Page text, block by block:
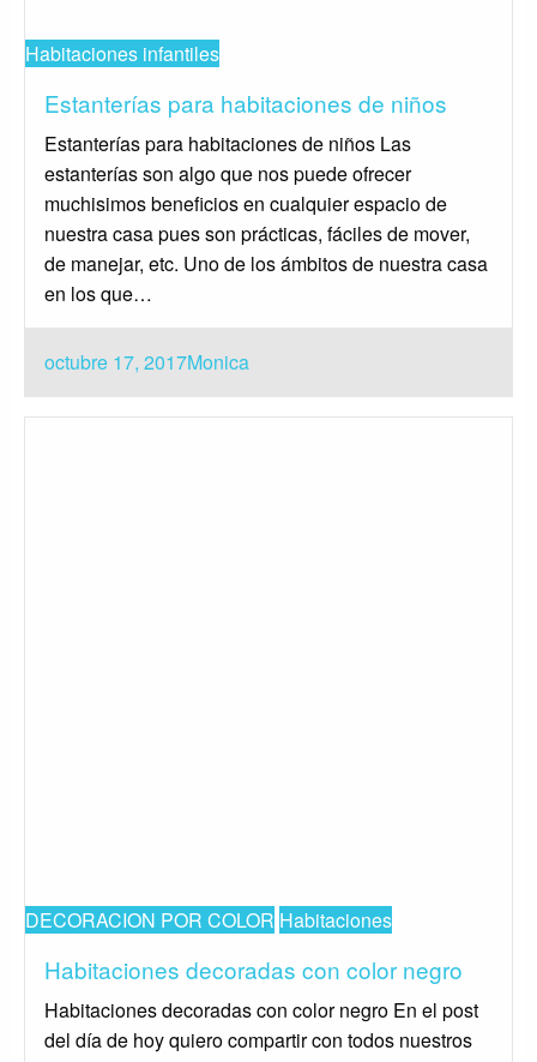
Habitaciones infantiles
Estanterías para habitaciones de niños
Estanterías para habitaciones de niños Las
estanterías son algo que nos puede ofrecer
muchisimos beneficios en cualquier espacio de
nuestra casa pues son prácticas, fáciles de mover,
de manejar, etc. Uno de los ámbitos de nuestra casa
en los que…
Publicado
el
octubre 17, 2017Monica
DECORACION POR COLOR Habitaciones
Habitaciones decoradas con color negro
Habitaciones decoradas con color negro En el post
del día de hoy quiero compartir con todos nuestros